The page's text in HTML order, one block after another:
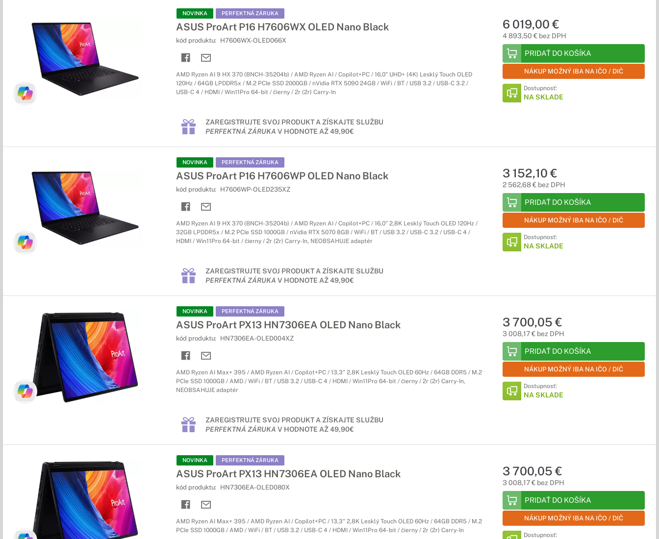
NOVINKA PERFEKTNÁ ZÁRUKA
ASUS ProArt P16 H7606WX OLED Nano Black
kód produktu: H7606WX-OLED066X
AMD Ryzen AI 9 HX 370 (BNCH-35204b) / AMD Ryzen AI / Copilot+PC / 16,0" UHD+ (4K) Lesklý Touch OLED
120Hz / 64GB LPDDR5x / M.2 PCIe SSD 2000GB / nVidia RTX 5090 24GB / WiFi / BT / USB 3.2 / USB-C 3.2 /
USB-C 4 / HDMI / Win11Pro 64-bit / čierny / 2r (2r) Carry-In
6 019,00 €
4 893,50 € bez DPH
PRIDAŤ DO KOŠÍKA
NÁKUP MOŽNÝ IBA NA IČO / DIČ
Dostupnosť:
NA SKLADE
ZAREGISTRUJTE SVOJ PRODUKT A ZÍSKAJTE SLUŽBU
PERFEKTNÁ ZÁRUKA V HODNOTE AŽ 49,90€
NOVINKA PERFEKTNÁ ZÁRUKA
ASUS ProArt P16 H7606WP OLED Nano Black
kód produktu: H7606WP-OLED235XZ
AMD Ryzen AI 9 HX 370 (BNCH-35204b) / AMD Ryzen AI / Copilot+PC / 16,0" 2,8K Lesklý Touch OLED 120Hz /
32GB LPDDR5x / M.2 PCIe SSD 1000GB / nVidia RTX 5070 8GB / WiFi / BT / USB 3.2 / USB-C 3.2 / USB-C 4 /
HDMI / Win11Pro 64-bit / čierny / 2r (2r) Carry-In, NEOBSAHUJE adaptér
3 152,10 €
2 562,68 € bez DPH
PRIDAŤ DO KOŠÍKA
NÁKUP MOŽNÝ IBA NA IČO / DIČ
Dostupnosť:
NA SKLADE
ZAREGISTRUJTE SVOJ PRODUKT A ZÍSKAJTE SLUŽBU
PERFEKTNÁ ZÁRUKA V HODNOTE AŽ 49,90€
NOVINKA PERFEKTNÁ ZÁRUKA
ASUS ProArt PX13 HN7306EA OLED Nano Black
kód produktu: HN7306EA-OLED004XZ
AMD Ryzen AI Max+ 395 / AMD Ryzen AI / Copilot+PC / 13,3" 2,8K Lesklý Touch OLED 60Hz / 64GB DDR5 / M.2
PCIe SSD 1000GB / AMD / WiFi / BT / USB 3.2 / USB-C 4 / HDMI / Win11Pro 64-bit / čierny / 2r (2r) Carry-In,
NEOBSAHUJE adaptér
3 700,05 €
3 008,17 € bez DPH
PRIDAŤ DO KOŠÍKA
NÁKUP MOŽNÝ IBA NA IČO / DIČ
Dostupnosť:
NA SKLADE
ZAREGISTRUJTE SVOJ PRODUKT A ZÍSKAJTE SLUŽBU
PERFEKTNÁ ZÁRUKA V HODNOTE AŽ 49,90€
NOVINKA PERFEKTNÁ ZÁRUKA
ASUS ProArt PX13 HN7306EA OLED Nano Black
kód produktu: HN7306EA-OLED080X
AMD Ryzen AI Max+ 395 / AMD Ryzen AI / Copilot+PC / 13,3" 2,8K Lesklý Touch OLED 60Hz / 64GB DDR5 / M.2
PCIe SSD 1000GB / AMD / WiFi / BT / USB 3.2 / USB-C 4 / HDMI / Win11Pro 64-bit / čierny / 2r (2r) Carry-In
3 700,05 €
3 008,17 € bez DPH
PRIDAŤ DO KOŠÍKA
NÁKUP MOŽNÝ IBA NA IČO / DIČ
Dostupnosť: